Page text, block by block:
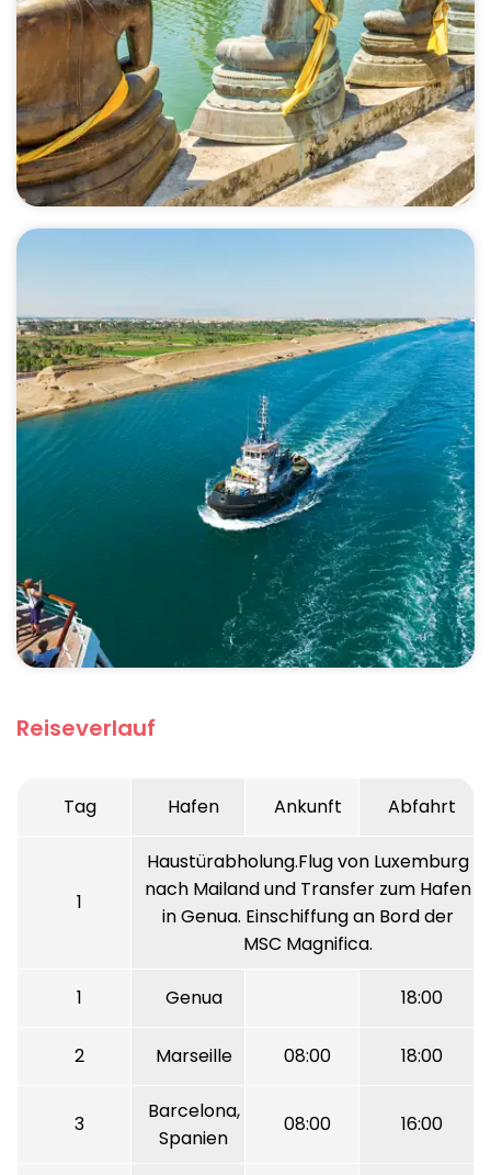
Reiseverlauf
Tag Hafen Ankunft Abfahrt
1
Haustürabholung.Flug von Luxemburg
nach Mailand und Transfer zum Hafen
in Genua. Einschiffung an Bord der
MSC Magnifica.
1 Genua 18:00
2 Marseille 08:00 18:00
3
Barcelona,
Spanien
08:00 16:00